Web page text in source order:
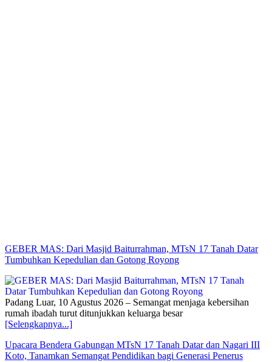
GEBER MAS: Dari Masjid Baiturrahman, MTsN 17 Tanah Datar
Tumbuhkan Kepedulian dan Gotong Royong
Padang Luar, 10 Agustus 2026 – Semangat menjaga kebersihan
rumah ibadah turut ditunjukkan keluarga besar
[Selengkapnya...]
Upacara Bendera Gabungan MTsN 17 Tanah Datar dan Nagari III
Koto, Tanamkan Semangat Pendidikan bagi Generasi Penerus